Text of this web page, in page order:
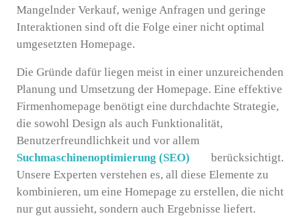
Mangelnder Verkauf, wenige Anfragen und geringe
Interaktionen sind oft die Folge einer nicht optimal
umgesetzten Homepage.
Die Gründe dafür liegen meist in einer unzureichenden
Planung und Umsetzung der Homepage. Eine effektive
Firmenhomepage benötigt eine durchdachte Strategie,
die sowohl Design als auch Funktionalität,
Benutzerfreundlichkeit und vor allem
Suchmaschinenoptimierung (SEO)
berücksichtigt.
Unsere Experten verstehen es, all diese Elemente zu
kombinieren, um eine Homepage zu erstellen, die nicht
nur gut aussieht, sondern auch Ergebnisse liefert.